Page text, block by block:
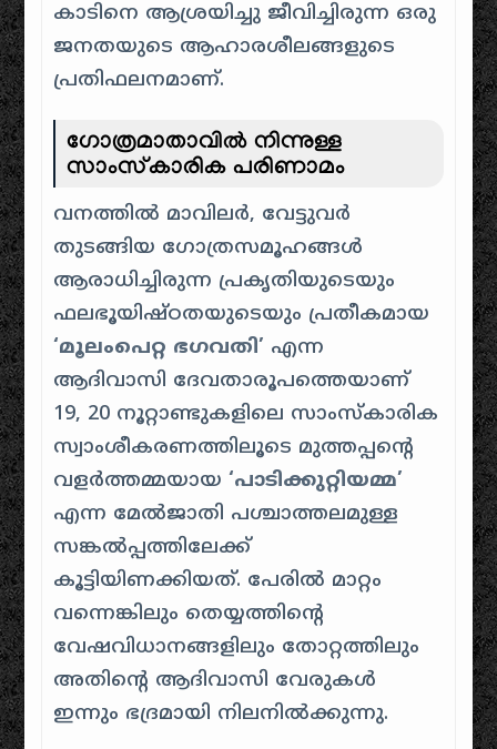
കാടിനെ ആശ്രയിച്ചു ജീവിച്ചിരുന്ന ഒരു
ജനതയുടെ ആഹാരശീലങ്ങളുടെ
പ്രതിഫലനമാണ്.
ഗോത്രമാതാവിൽ നിന്നുള്ള
സാംസ്കാരിക പരിണാമം
വനത്തിൽ മാവിലർ, വേട്ടുവർ
തുടങ്ങിയ ഗോത്രസമൂഹങ്ങൾ
ആരാധിച്ചിരുന്ന പ്രകൃതിയുടെയും
ഫലഭൂയിഷ്ഠതയുടെയും പ്രതീകമായ
‘മൂലംപെറ്റ ഭഗവതി’ എന്ന
ആദിവാസി ദേവതാരൂപത്തെയാണ്
19, 20 നൂറ്റാണ്ടുകളിലെ സാംസ്കാരിക
സ്വാംശീകരണത്തിലൂടെ മുത്തപ്പന്റെ
വളർത്തമ്മയായ‘പാടിക്കുറ്റിയമ്മ’
എന്ന മേൽജാതി പശ്ചാത്തലമുള്ള
സങ്കൽപ്പത്തിലേക്ക്
കൂട്ടിയിണക്കിയത്. പേരിൽ മാറ്റം
വന്നെങ്കിലും തെയ്യത്തിന്റെ
വേഷവിധാനങ്ങളിലും തോറ്റത്തിലും
അതിന്റെ ആദിവാസി വേരുകൾ
ഇന്നും ഭദ്രമായി നിലനിൽക്കുന്നു.